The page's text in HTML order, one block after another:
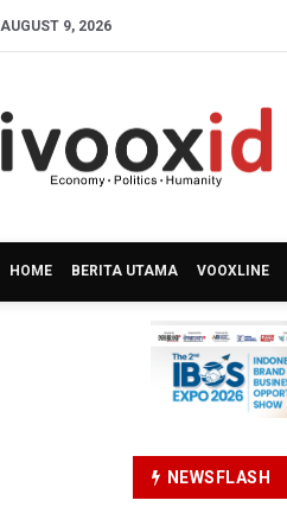
AUGUST 9, 2026
HOME BERITA UTAMA VOOXLINE
NEWSFLASH